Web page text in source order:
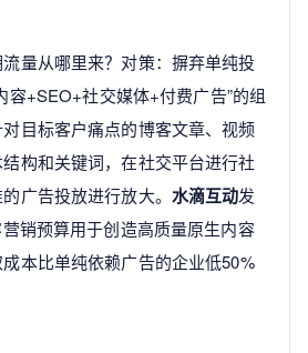
量从哪里来？对策：摒弃单纯投
容+SEO+社交媒体+付费广告”的组
目标客户痛点的博客文章、视频
构和关键词，在社交平台进行社
广告投放进行放大。 水滴互动发
销预算用于创造高质量原生内容
本比单纯依赖广告的企业低50%